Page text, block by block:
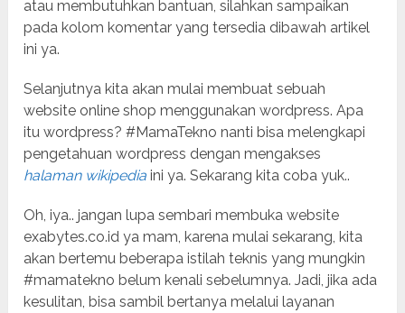
atau membutuhkan bantuan, silahkan sampaikan
pada kolom komentar yang tersedia dibawah artikel
ini ya.
Selanjutnya kita akan mulai membuat sebuah
website online shop menggunakan wordpress. Apa
itu wordpress? #MamaTekno nanti bisa melengkapi
pengetahuan wordpress dengan mengakses
halaman wikipedia ini ya. Sekarang kita coba yuk..
Oh, iya.. jangan lupa sembari membuka website
exabytes.co.id ya mam, karena mulai sekarang, kita
akan bertemu beberapa istilah teknis yang mungkin
#mamatekno belum kenali sebelumnya. Jadi, jika ada
kesulitan, bisa sambil bertanya melalui layanan